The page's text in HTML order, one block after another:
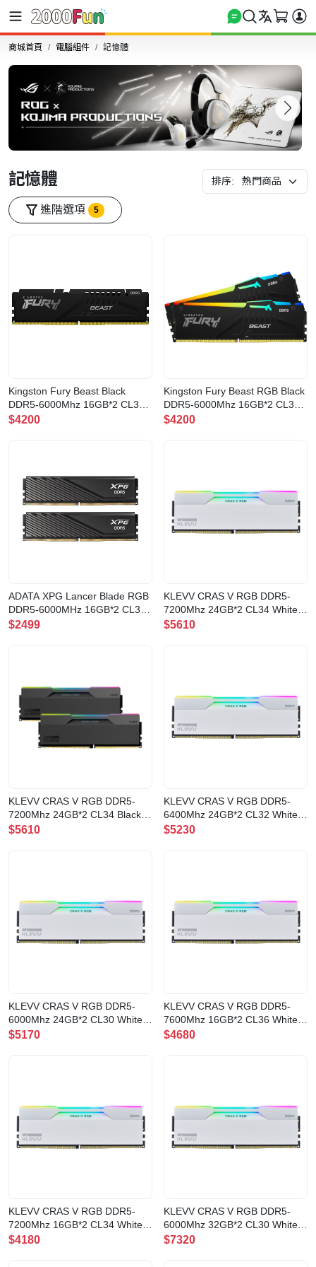
商城首頁 電腦組件 記憶體
記憶體 排序:
進階選項 5
Kingston Fury Beast Black
DDR5-6000Mhz 16GB*2 CL30
記憶體(KF560C30BBEK2-32)
$4200
Kingston Fury Beast RGB Black
DDR5-6000Mhz 16GB*2 CL30
記憶體(KF560C30BBEAK2-32)
$4200
ADATA XPG Lancer Blade RGB
DDR5-6000MHz 16GB*2 CL34
Black(AX5U6000C3416G-
$2499
KLEVV CRAS V RGB DDR5-
7200Mhz 24GB*2 CL34 White
記憶體(CV24X2-KD5KGUD80-
$5610
KLEVV CRAS V RGB DDR5-
7200Mhz 24GB*2 CL34 Black
記憶體(CV24X2-KD5KGUD80-
$5610
KLEVV CRAS V RGB DDR5-
6400Mhz 24GB*2 CL32 White
記憶體(CV24X2-KD5KGUD80-
$5230
KLEVV CRAS V RGB DDR5-
6000Mhz 24GB*2 CL30 White
記憶體(CV24X2-KD5KGUD80-
$5170
KLEVV CRAS V RGB DDR5-
7600Mhz 16GB*2 CL36 White
記憶體(CV16X2-KD5AGUA80-
$4680
KLEVV CRAS V RGB DDR5-
7200Mhz 16GB*2 CL34 White
記憶體(CV16X2-KD5AGUA80-
$4180
KLEVV CRAS V RGB DDR5-
6000Mhz 32GB*2 CL30 White
記憶體(CV32X2-KD5BGUA80-
$7320